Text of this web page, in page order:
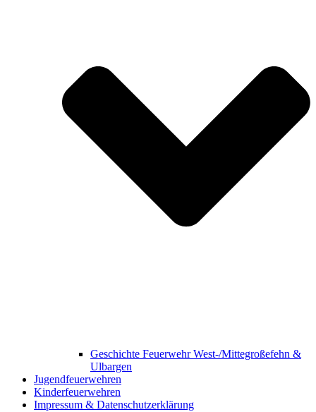
Geschichte Feuerwehr West-/Mittegroßefehn &
Ulbargen
Jugendfeuerwehren
Kinderfeuerwehren
Impressum & Datenschutzerklärung